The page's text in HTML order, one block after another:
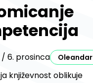
/ 6. prosinca Oleandar
književnost oblikuje